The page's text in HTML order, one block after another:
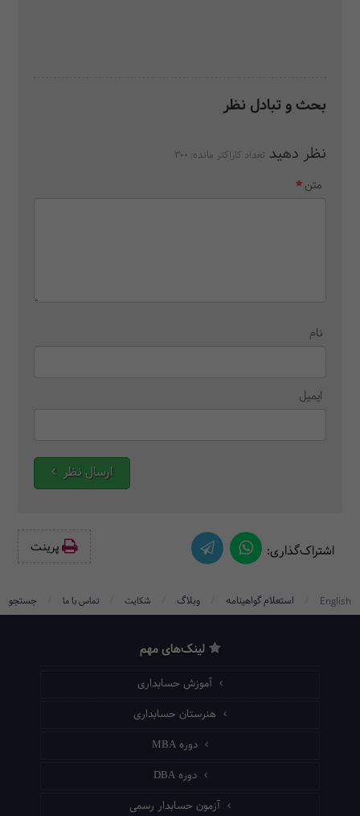
بحث و تبادل نظر
نظر دهید تعداد کاراکتر مانده: 300
متن
نام
ایمیل
ارسال نظر
اشتراک‌گذاری: پرینت‌
English استعلام گواهینامه وبلاگ شکایت تماس با ما جستجو
لینک‌های مهم
آموزش حسابداری
هنرستان حسابداری
دوره MBA
دوره DBA
آزمون حسابدار رسمی